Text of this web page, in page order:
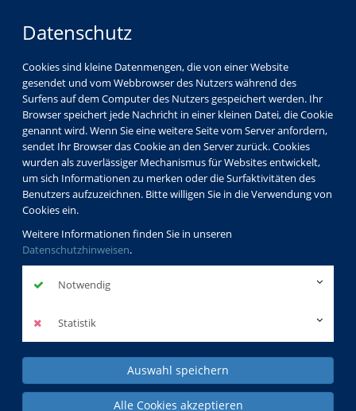
Datenschutz
Cookies sind kleine Datenmengen, die von einer Website
gesendet und vom Webbrowser des Nutzers während des
Surfens auf dem Computer des Nutzers gespeichert werden. Ihr
Browser speichert jede Nachricht in einer kleinen Datei, die Cookie
genannt wird. Wenn Sie eine weitere Seite vom Server anfordern,
sendet Ihr Browser das Cookie an den Server zurück. Cookies
wurden als zuverlässiger Mechanismus für Websites entwickelt,
um sich Informationen zu merken oder die Surfaktivitäten des
Benutzers aufzuzeichnen. Bitte willigen Sie in die Verwendung von
Cookies ein.
Weitere Informationen finden Sie in unseren
Datenschutzhinweisen.
Notwendig
Statistik
Auswahl speichern
Alle Cookies akzeptieren
Kursorte Hilgertshausen-Tandern